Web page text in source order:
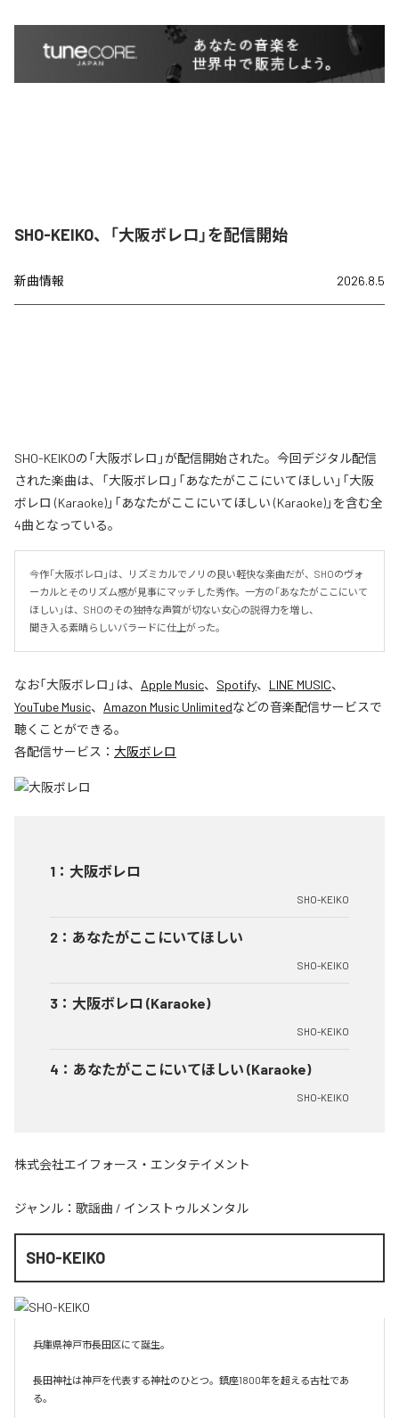
SHO-KEIKO、「大阪ボレロ」を配信開始
新曲情報 2026.8.5
SHO-KEIKOの「大阪ボレロ」が配信開始された。今回デジタル配信
された楽曲は、「大阪ボレロ」「あなたがここにいてほしい」「大阪
ボレロ (Karaoke)」「あなたがここにいてほしい (Karaoke)」を含む全
4曲となっている。
今作「大阪ボレロ」は、リズミカルでノリの良い軽快な楽曲だが、SHOのヴォ
ーカルとそのリズム感が見事にマッチした秀作。一方の「あなたがここにいて
ほしい」は、SHOのその独特な声質が切ない女心の説得力を増し、
聞き入る素晴らしいバラードに仕上がった。
なお「大阪ボレロ 」は、 Apple Music、 Spotify、 LINE MUSIC、
YouTube Music、 Amazon Music Unlimitedなどの音楽配信サービスで
聴くことができる。
各配信サービス： 大阪ボレロ
1 ： 大阪ボレロ
SHO-KEIKO
2 ： あなたがここにいてほしい
SHO-KEIKO
3 ： 大阪ボレロ (Karaoke)
SHO-KEIKO
4 ： あなたがここにいてほしい (Karaoke)
SHO-KEIKO
株式会社エイフォース・エンタテイメント
ジャンル： 歌謡曲 / インストゥルメンタル
SHO-KEIKO
兵庫県神戸市長田区にて誕生。
長田神社は神戸を代表する神社のひとつ。鎮座1800年を超える古社であ
る。